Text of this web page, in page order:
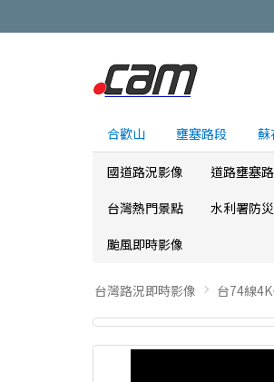
合歡山 壅塞路段 蘇
國道路況影像 道路壅塞
台灣熱門景點
水利署防
颱風即時影像
台灣路況即時影像 台74線